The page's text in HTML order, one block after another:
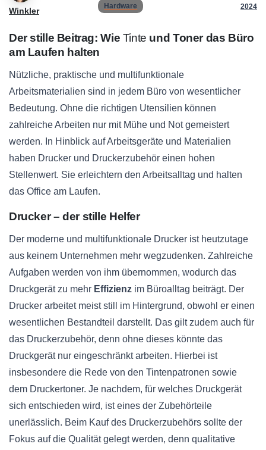
Winkler
Hardware
2024
Der stille Beitrag: Wie Tinte und Toner das Büro
am Laufen halten
Nützliche, praktische und multifunktionale
Arbeitsmaterialien sind in jedem Büro von wesentlicher
Bedeutung. Ohne die richtigen Utensilien können
zahlreiche Arbeiten nur mit Mühe und Not gemeistert
werden. In Hinblick auf Arbeitsgeräte und Materialien
haben Drucker und Druckerzubehör einen hohen
Stellenwert. Sie erleichtern den Arbeitsalltag und halten
das Office am Laufen.
Drucker – der stille Helfer
Der moderne und multifunktionale Drucker ist heutzutage
aus keinem Unternehmen mehr wegzudenken. Zahlreiche
Aufgaben werden von ihm übernommen, wodurch das
Druckgerät zu mehr Effizienz im Büroalltag beiträgt. Der
Drucker arbeitet meist still im Hintergrund, obwohl er einen
wesentlichen Bestandteil darstellt. Das gilt zudem auch für
das Druckerzubehör, denn ohne dieses könnte das
Druckgerät nur eingeschränkt arbeiten. Hierbei ist
insbesondere die Rede von den Tintenpatronen sowie
dem Druckertoner. Je nachdem, für welches Druckgerät
sich entschieden wird, ist eines der Zubehörteile
unerlässlich. Beim Kauf des Druckerzubehörs sollte der
Fokus auf die Qualität gelegt werden, denn qualitative